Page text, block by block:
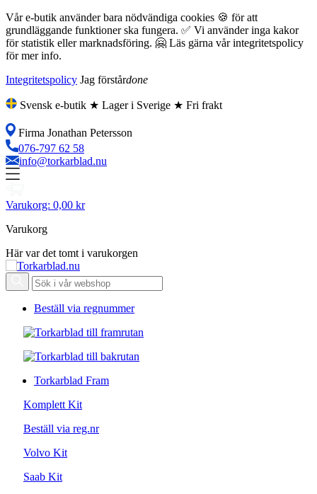
Vår e-butik använder bara nödvändiga cookies 🍪 för att
grundläggande funktioner ska fungera. ✅ Vi använder inga kakor
för statistik eller marknadsföring. 🤗 Läs gärna vår integritetspolicy
för mer info.
Integritetspolicy Jag förstårdone
Svensk e-butik ★ Lager i Sverige ★ Fri frakt
Firma Jonathan Petersson
076-797 62 58
info@torkarblad.nu
Varukorg: 0,00 kr
Varukorg
Här var det tomt i varukorgen
Beställ via regnummer
Torkarblad Fram
Komplett Kit
Beställ via reg.nr
Volvo Kit
Saab Kit